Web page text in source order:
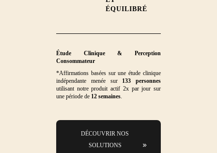
ÉQUILIBRÉ
Étude Clinique & Perception
Consommateur
*Affirmations basées sur une étude clinique
indépendante menée sur 133 personnes
utilisant notre produit actif 2x par jour sur
une période de 12 semaines.
DÉCOUVRIR NOS
SOLUTIONS